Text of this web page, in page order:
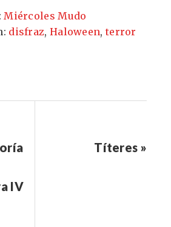
Miércoles Mudo
disfraz, Haloween, terror
IV
Títeres »